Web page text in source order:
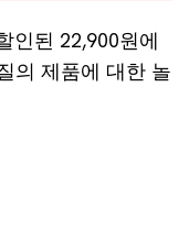
인된 22,900원에
의 제품에 대한 놀